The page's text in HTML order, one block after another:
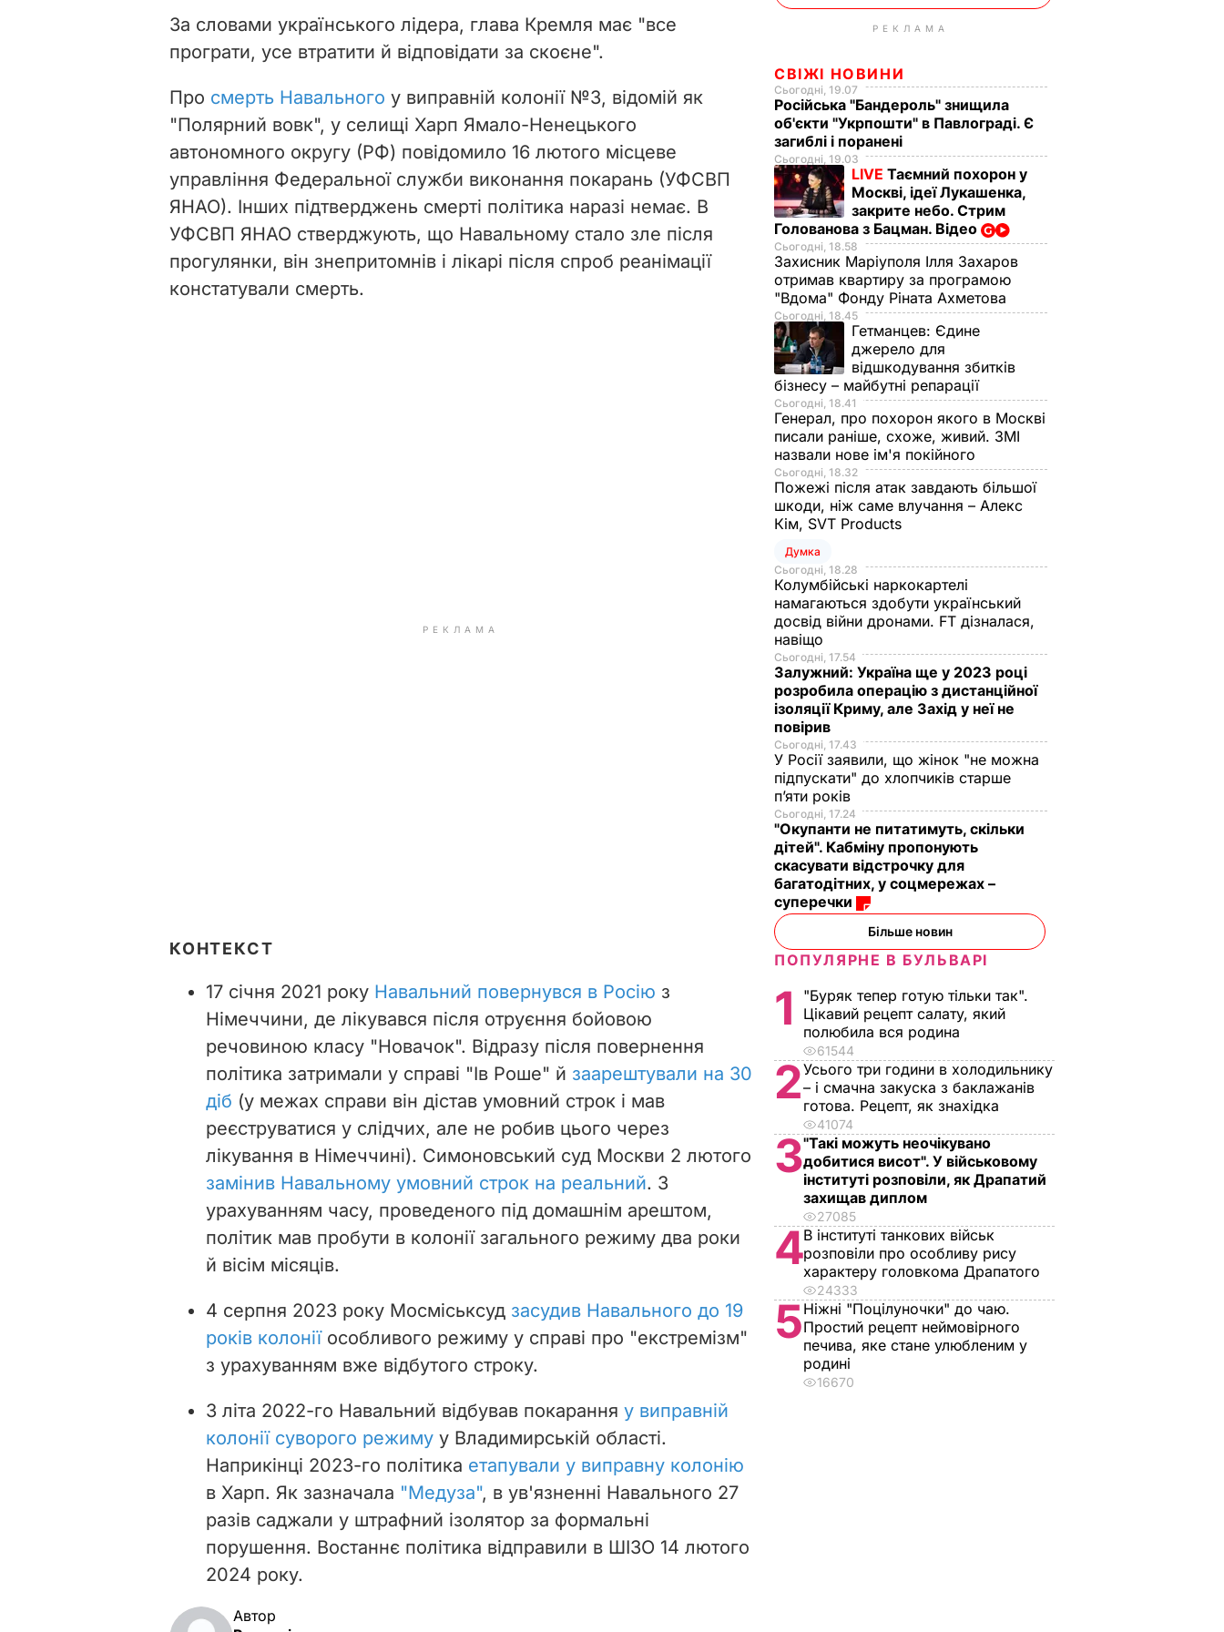
За словами українського лідера, глава Кремля має "все
програти, усе втратити й відповідати за скоєне".
Про смерть Навального у виправній колонії №3, відомій як
"Полярний вовк", у селищі Харп Ямало-Ненецького
автономного округу (РФ) повідомило 16 лютого місцеве
управління Федеральної служби виконання покарань (УФСВП
ЯНАО). Інших підтверджень смерті політика наразі немає. В
УФСВП ЯНАО стверджують, що Навальному стало зле після
прогулянки, він знепритомнів і лікарі після спроб реанімації
констатували смерть.
РЕКЛАМА
КОНТЕКСТ
17 січня 2021 року Навальний повернувся в Росію з
Німеччини, де лікувався після отруєння бойовою
речовиною класу "Новачок". Відразу після повернення
політика затримали у справі "Ів Роше" й заарештували на 30
діб (у межах справи він дістав умовний строк і мав
реєструватися у слідчих, але не робив цього через
лікування в Німеччині). Симоновський суд Москви 2 лютого
замінив Навальному умовний строк на реальний. З
урахуванням часу, проведеного під домашнім арештом,
політик мав пробути в колонії загального режиму два роки
й вісім місяців.
4 серпня 2023 року Мосміськсуд засудив Навального до 19
років колоніїособливого режиму у справі про "екстремізм"
з урахуванням вже відбутого строку.
З літа 2022-го Навальний відбував покарання у виправній
колонії суворого режиму у Владимирській області.
Наприкінці 2023-го політика етапували у виправну колонію
в Харп. Як зазначала "Медуза", в ув'язненні Навального 27
разів саджали у штрафний ізолятор за формальні
порушення. Востаннє політика відправили в ШІЗО 14 лютого
2024 року.
Автор
РЕКЛАМА
СВІЖІ НОВИНИ
Сьогодні, 19.07
Російська "Бандероль" знищила
об'єкти "Укрпошти" в Павлограді. Є
загиблі і поранені
Сьогодні, 19.03
LIVE Таємний похорон у
Москві, ідеї Лукашенка,
закрите небо. Стрим
Голованова з Бацман. Відео
Сьогодні, 18.58
Захисник Маріуполя Ілля Захаров
отримав квартиру за програмою
"Вдома" Фонду Ріната Ахметова
Сьогодні, 18.45
Гетманцев: Єдине
джерело для
відшкодування збитків
бізнесу – майбутні репарації
Сьогодні, 18.41
Генерал, про похорон якого в Москві
писали раніше, схоже, живий. ЗМІ
назвали нове ім'я покійного
Сьогодні, 18.32
Пожежі після атак завдають більшої
шкоди, ніж саме влучання – Алекс
Кім, SVT Products
Думка
Сьогодні, 18.28
Колумбійські наркокартелі
намагаються здобути український
досвід війни дронами. FT дізналася,
навіщо
Сьогодні, 17.54
Залужний: Україна ще у 2023 році
розробила операцію з дистанційної
ізоляції Криму, але Захід у неї не
повірив
Сьогодні, 17.43
У Росії заявили, що жінок "не можна
підпускати" до хлопчиків старше
п’яти років
Сьогодні, 17.24
"Окупанти не питатимуть, скільки
дітей". Кабміну пропонують
скасувати відстрочку для
багатодітних, у соцмережах –
суперечки
Більше новин
ПОПУЛЯРНЕ В БУЛЬВАРІ
1
"Буряк тепер готую тільки так".
Цікавий рецепт салату, який
полюбила вся родина
61544
2Усього три години в холодильнику
– і смачна закуска з баклажанів
готова. Рецепт, як знахідка
41074
3"Такі можуть неочікувано
добитися висот". У військовому
інституті розповіли, як Драпатий
захищав диплом
27085
4В інституті танкових військ
розповіли про особливу рису
характеру головкома Драпатого
24333
5Ніжні "Поцілуночки" до чаю.
Простий рецепт неймовірного
печива, яке стане улюбленим у
родині
16670